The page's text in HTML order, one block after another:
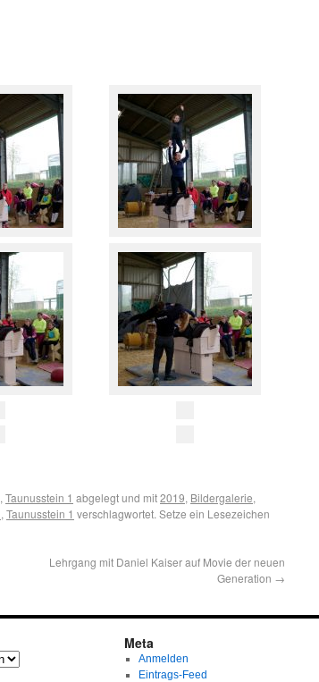
, Taunusstein 1 abgelegt und mit2019, Bildergalerie,
, Taunusstein 1 verschlagwortet. Setze ein Lesezeichen
Lehrgang mit Daniel Kaiser auf Movie der neuen
Generation →
Meta
Anmelden
Eintrags-Feed